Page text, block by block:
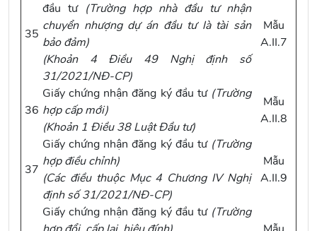
35
đầu tư (Trường hợp nhà đầu tư nhận
chuyển nhượng dự án đầu tư là tài sản
bảo đảm)
(Khoản 4 Điều 49 Nghị định số
31/2021/NĐ-CP)
Mẫu
A.II.7
36
Giấy chứng nhận đăng ký đầu tư (Trường
hợp cấp mới)
(Khoản 1 Điều 38 Luật Đầu tư)
Mẫu
A.II.8
37
Giấy chứng nhận đăng ký đầu tư (Trường
hợp điều chỉnh)
(Các điều thuộc Mục 4 Chương IV Nghị
định số 31/2021/NĐ-CP)
Mẫu
A.II.9
Giấy chứng nhận đăng ký đầu tư (Trường